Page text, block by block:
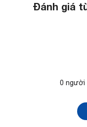
Đánh giá
0 người